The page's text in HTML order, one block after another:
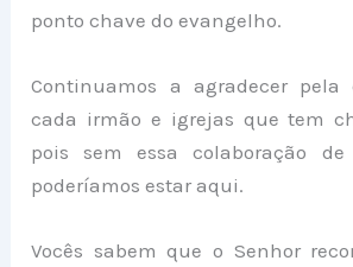
ponto chave do evangelho.
Continuamos a agradecer pela
cada irmão e igrejas que tem
pois sem essa colaboração
poderíamos estar aqui.
Vocês sabem que o Senhor